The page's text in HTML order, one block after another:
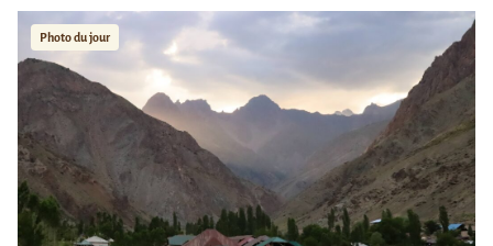
Photo du jour